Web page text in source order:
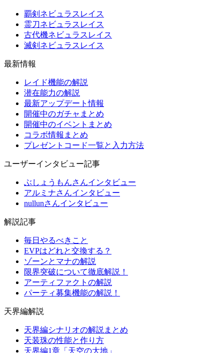
覇剣ネビュラスレイス
霊刀ネビュラスレイス
古代機ネビュラスレイス
滅剣ネビュラスレイス
最新情報
レイド機能の解説
潜在能力の解説
最新アップデート情報
開催中のガチャまとめ
開催中のイベントまとめ
コラボ情報まとめ
プレゼントコード一覧と入力方法
ユーザーインタビュー記事
ぶしょうもんさんインタビュー
アルミナさんインタビュー
nullunさんインタビュー
解説記事
毎日やるべきこと
EVPはどれと交換する？
ゾーンとマナの解説
限界突破について徹底解説！
アーティファクトの解説
パーティ募集機能の解説！
天界編解説
天界編シナリオの解説まとめ
天装珠の性能と作り方
天界編1章「天空の大地」